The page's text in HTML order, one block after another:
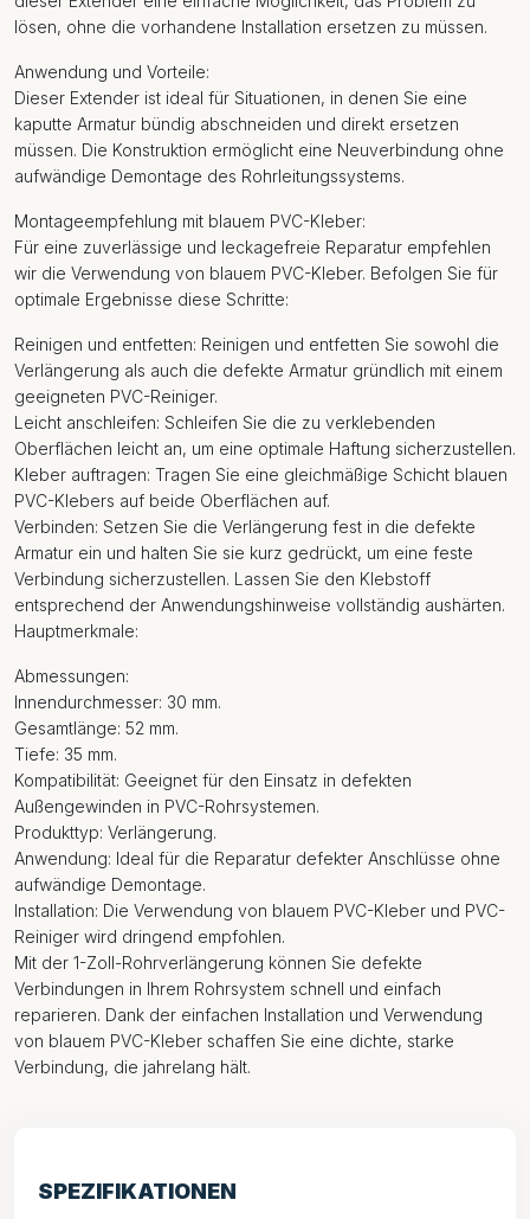
lösen, ohne die vorhandene Installation ersetzen zu müssen.
Anwendung und Vorteile:
Dieser Extender ist ideal für Situationen, in denen Sie eine
kaputte Armatur bündig abschneiden und direkt ersetzen
müssen. Die Konstruktion ermöglicht eine Neuverbindung ohne
aufwändige Demontage des Rohrleitungssystems.
Montageempfehlung mit blauem PVC-Kleber:
Für eine zuverlässige und leckagefreie Reparatur empfehlen
wir die Verwendung von blauem PVC-Kleber. Befolgen Sie für
optimale Ergebnisse diese Schritte:
Reinigen und entfetten: Reinigen und entfetten Sie sowohl die
Verlängerung als auch die defekte Armatur gründlich mit einem
geeigneten PVC-Reiniger.
Leicht anschleifen: Schleifen Sie die zu verklebenden
Oberflächen leicht an, um eine optimale Haftung sicherzustellen.
Kleber auftragen: Tragen Sie eine gleichmäßige Schicht blauen
PVC-Klebers auf beide Oberflächen auf.
Verbinden: Setzen Sie die Verlängerung fest in die defekte
Armatur ein und halten Sie sie kurz gedrückt, um eine feste
Verbindung sicherzustellen. Lassen Sie den Klebstoff
entsprechend der Anwendungshinweise vollständig aushärten.
Hauptmerkmale:
Abmessungen:
Innendurchmesser: 30 mm.
Gesamtlänge: 52 mm.
Tiefe: 35 mm.
Kompatibilität: Geeignet für den Einsatz in defekten
Außengewinden in PVC-Rohrsystemen.
Produkttyp: Verlängerung.
Anwendung: Ideal für die Reparatur defekter Anschlüsse ohne
aufwändige Demontage.
Installation: Die Verwendung von blauem PVC-Kleber und PVC-
Reiniger wird dringend empfohlen.
Mit der 1-Zoll-Rohrverlängerung können Sie defekte
Verbindungen in Ihrem Rohrsystem schnell und einfach
reparieren. Dank der einfachen Installation und Verwendung
von blauem PVC-Kleber schaffen Sie eine dichte, starke
Verbindung, die jahrelang hält.
SPEZIFIKATIONEN